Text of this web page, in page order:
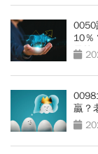
0050
10％
最抗
贏？